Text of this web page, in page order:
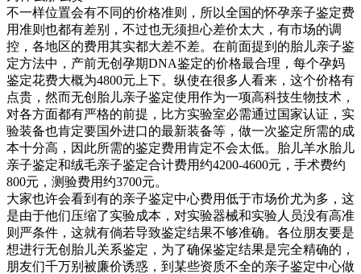
不一样位置会有不同的价格准则，所以全国的怀孕亲子鉴定费
用准则也都有差别，不过也无须担心差价太大，有市场的调
控，各地区的费用其实都大差不差。在前面提到的胎儿亲子鉴
定方法中，产前无创孕期DNA鉴定的价格最合理，每个孕妈
鉴定花费大概为4800元上下。纵使在很多人看来，这个价格有
点贵，然而无创胎儿亲子鉴定使用作为一项高科技生物技术，
对各方面都有严格的前提，比方实验室必需通过国家认证，实
验装备也肯定要国外进口的最新装备等，做一次鉴定所需的成
本十分高，因此所需的鉴定费用肯定不会太低。胎儿羊水胎儿
亲子鉴定和绒毛亲子鉴定合计费用约4200-4600元，手术费约
800元，测验费用约3700元。
大家也许会看到有的亲子鉴定中心费用低于市场价尤为多，这
是由于他们压缩了实验成本，对实验器械和实验人员没有高准
则严条件，这就有倘若导致鉴定结果不够准确。各位朋友要是
想进行无创胎儿关系鉴定，为了确保鉴定结果是完全精确的，
朋友们千万别被廉价诱惑，到某些资质不全的亲子鉴定中心做